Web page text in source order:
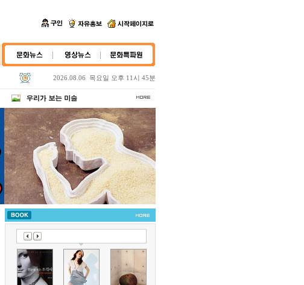
2026.08.06 목요일 오후 11시 45분